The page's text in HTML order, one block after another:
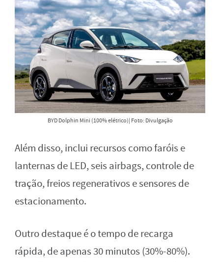
BYD Dolphin Mini (100% elétrico)| Foto: Divulgação
Além disso, inclui recursos como faróis e
lanternas de LED, seis airbags, controle de
tração, freios regenerativos e sensores de
estacionamento.
Outro destaque é o tempo de recarga
rápida, de apenas 30 minutos (30%-80%).